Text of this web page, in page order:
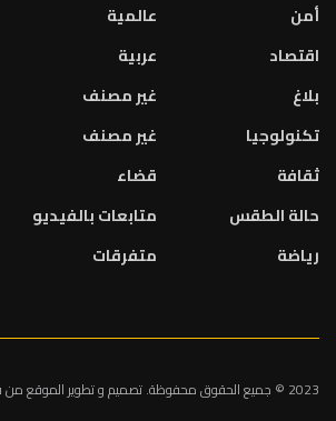
أمن
اقتصاد
بلاغ
تكنولوجيا
ثقافة
حالة الطقس
رياضة
عالمية
عربية
غير مصنف
غير مصنف
قضاء
متابعات بالفيديو
متفرقات
2023 © جميع الحقوق محفوظة. تصميم و تطوير الموقع من قبل: